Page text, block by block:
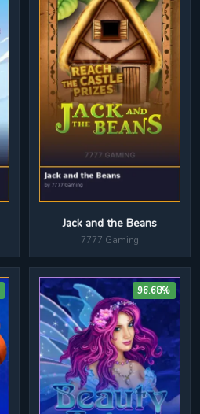
Jack and the Beans
7777 Gaming
96.68%